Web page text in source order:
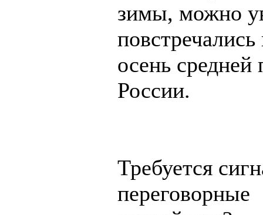
зимы, можно
повстречались
осень средней
России.
Требуется
переговорные